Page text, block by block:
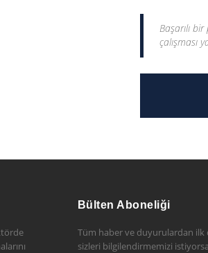
Başarılı
çalışması
Bülten Aboneliği
Tüm haber ve duyurulardan ilk
sizleri bilgilendirmemizi